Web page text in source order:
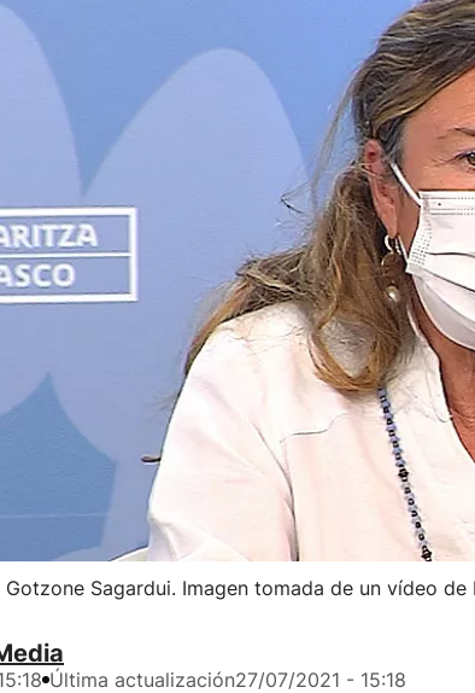
Sagardui. Imagen tomada de un vídeo de
Última actualización27/07/2021 - 15:18